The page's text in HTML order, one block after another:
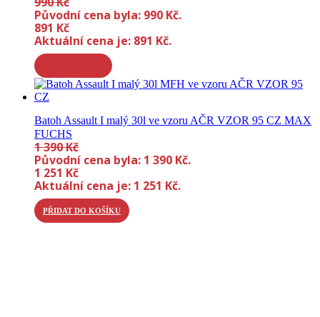
Původní cena byla: 990 Kč.
891 Kč
Aktuální cena je: 891 Kč.
Batoh Assault I malý 30l ve vzoru AČR VZOR 95 CZ MAX
FUCHS
1 390Kč
Původní cena byla: 1 390 Kč.
1 251 Kč
Aktuální cena je: 1 251 Kč.
PŘIDAT DO KOŠÍKU